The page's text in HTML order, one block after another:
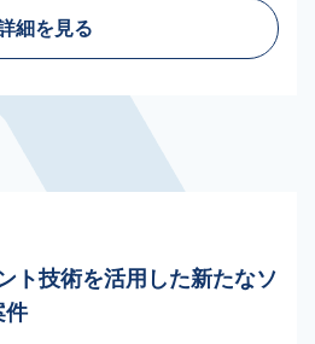
細を見る
ト技術を活用した新たなソ
件